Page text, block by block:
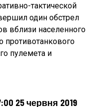
тактической
один обстрел
вблизи населенного
противотанкового
пулемета и
25 червня 2019